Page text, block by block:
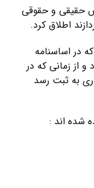
حقیقی و حقوقی
اطلاق کرد.
در اساسنامه
از زمانی که در
به ثبت رسد
شده اند :